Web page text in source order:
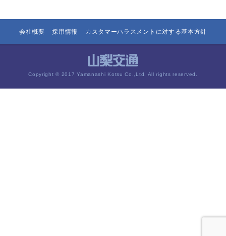
会社概要 採用情報 カスタマーハラスメントに対する基本方針
Copyright © 2017 Yamanashi Kotsu Co.,Ltd. All rights reserved.